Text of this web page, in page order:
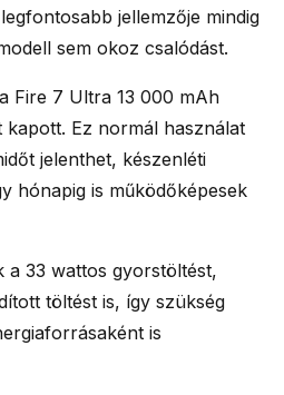
jellemzője mindig
sem okoz csalódást.
Fire 7 Ultra 13 000 mAh
Ez normál használat
jelenthet, készenléti
hónapig is működőképesek
a 33 wattos gyorstöltést,
töltést is, így szükség
is